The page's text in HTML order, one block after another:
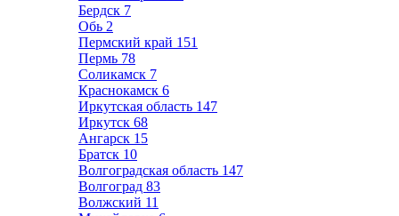
Бердск 7
Обь 2
Пермский край 151
Пермь 78
Соликамск 7
Краснокамск 6
Иркутская область 147
Иркутск 68
Ангарск 15
Братск 10
Волгоградская область 147
Волгоград 83
Волжский 11